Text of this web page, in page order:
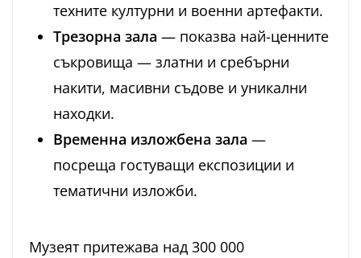
техните културни и военни артефакти.
Трезорна зала — показва най-ценните
съкровища — златни и сребърни
накити, масивни съдове и уникални
находки.
Временна изложбена зала —
посреща гостуващи експозиции и
тематични изложби.
Музеят притежава над 300 000